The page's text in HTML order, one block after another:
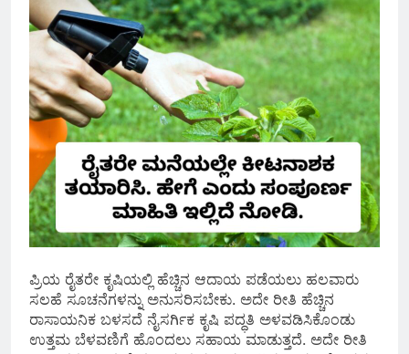
ಪ್ರಿಯ ರೈತರೇ ಕೃಷಿಯಲ್ಲಿ ಹೆಚ್ಚಿನ ಆದಾಯ ಪಡೆಯಲು ಹಲವಾರು
ಸಲಹೆ ಸೂಚನೆಗಳನ್ನು ಅನುಸರಿಸಬೇಕು. ಅದೇ ರೀತಿ ಹೆಚ್ಚಿನ
ರಾಸಾಯನಿಕ ಬಳಸದೆ ನೈಸರ್ಗಿಕ ಕೃಷಿ ಪದ್ಧತಿ ಅಳವಡಿಸಿಕೊಂಡು
ಉತ್ತಮ ಬೆಳವಣಿಗೆ ಹೊಂದಲು ಸಹಾಯ ಮಾಡುತ್ತದೆ. ಅದೇ ರೀತಿ